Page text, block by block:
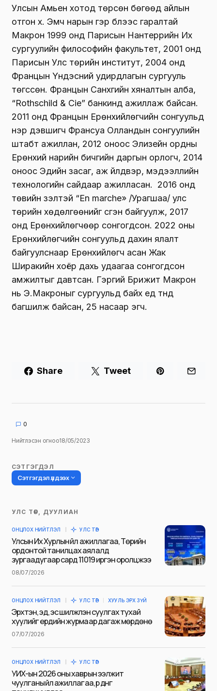
Улсын Амьен хотод төрсөн бөгөөд айлын
отгон хүү. Эмч нарын гэр бүлээс гаралтай
Макрон 1999 онд Парисын Нантеррийн Их
сургуулийн философийн факультет, 2001 онд
Парисын Улс төрийн институт, 2004 онд
Францын Үндэсний удирдлагын сургууль
төгссөн. Францын Санхүүгийн хяналтын алба,
“Rothschild & Cie” банкинд ажиллаж байсан.
2011 онд Францын Ерөнхийлөгчийн сонгуульд
нэр дэвшигч Франсуа Олландын сонгуулийн
штабт ажиллан, 2012 оноос Элизейн ордны
Ерөнхий нарийн бичгийн даргын орлогч, 2014
оноос Эдийн засаг, аж үйлдвэр, мэдээллийн
технологийн сайдаар ажилласан. 2016 онд
төвийн үзэлтэй “En marche» /Урагшаа/ улс
төрийн хөдөлгөөнийг үүсгэн байгуулж, 2017
онд Ерөнхийлөгчөөр сонгогдсон. 2022 оны
Ерөнхийлөгчийн сонгуульд дахин ялалт
байгуулснаар Ерөнхийлөгч асан Жак
Ширакийн хоёр дахь удаагаа сонгогдсон
амжилтыг давтсан. Гэргий Брижит Макрон
нь Э.Макроныг сургуульд байх үед түүнд
багшилж байсан, 25 насаар эгч.
Share Tweet
0
Нийтлэсэн огноо18/05/2023
СЭТГЭГДЭЛ
Сэтгэгдэл үлдээх
Таны имэйл хаягийг нийтлэхгүй.
тэмдэглэсэн
Сэтгэгдэл*
Name
УЛС ТӨР, ДУУЛИАН
ОНЦЛОХ НИЙТЛЭЛ УЛС ТӨР
Улсын Их Хурлын үйл ажиллагаа, Төрийн
ордонтой танилцах аялалд
зургаадугаар сард 11019 иргэн оролцжээ
08/07/2026
ОНЦЛОХ НИЙТЛЭЛ УЛС ТӨР ХУУЛЬ ЭРХ ЗҮЙ
Эрхтэн, эд, эс шилжүүлэн суулгах тухай
хуулийг ердийн журмаар дагаж мөрдөнө
07/07/2026
ОНЦЛОХ НИЙТЛЭЛ УЛС ТӨР
УИХ-ын 2026 оны хаврын ээлжит
чуулганы үйл ажиллагаа, үр дүнг